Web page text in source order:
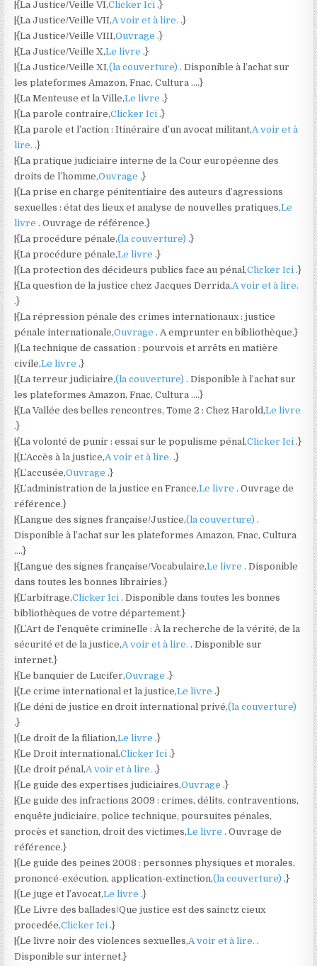
|{La Justice/Veille VI,Clicker Ici.}
|{La Justice/Veille VII,A voir et à lire..}
|{La Justice/Veille VIII,Ouvrage.}
|{La Justice/Veille X,Le livre.}
|{La Justice/Veille XI,(la couverture). Disponible à l’achat sur
les plateformes Amazon, Fnac, Cultura ….}
|{La Menteuse et la Ville,Le livre.}
|{La parole contraire,Clicker Ici.}
|{La parole et l’action : Itinéraire d’un avocat militant,A voir et à
lire..}
|{La pratique judiciaire interne de la Cour européenne des
droits de l’homme,Ouvrage.}
|{La prise en charge pénitentiaire des auteurs d’agressions
sexuelles : état des lieux et analyse de nouvelles pratiques,Le
livre. Ouvrage de référence.}
|{La procédure pénale,(la couverture).}
|{La procédure pénale,Le livre.}
|{La protection des décideurs publics face au pénal,Clicker Ici.}
|{La question de la justice chez Jacques Derrida,A voir et à lire.
.}
|{La répression pénale des crimes internationaux : justice
pénale internationale,Ouvrage. A emprunter en bibliothèque.}
|{La technique de cassation : pourvois et arrêts en matière
civile,Le livre.}
|{La terreur judiciaire,(la couverture). Disponible à l’achat sur
les plateformes Amazon, Fnac, Cultura ….}
|{La Vallée des belles rencontres, Tome 2 : Chez Harold,Le livre
.}
|{La volonté de punir : essai sur le populisme pénal,Clicker Ici.}
|{L’Accès à la justice,A voir et à lire..}
|{L’accusée,Ouvrage.}
|{L’administration de la justice en France,Le livre. Ouvrage de
référence.}
|{Langue des signes française/Justice,(la couverture).
Disponible à l’achat sur les plateformes Amazon, Fnac, Cultura
….}
|{Langue des signes française/Vocabulaire,Le livre. Disponible
dans toutes les bonnes librairies.}
|{L’arbitrage,Clicker Ici. Disponible dans toutes les bonnes
bibliothèques de votre département.}
|{L’Art de l’enquête criminelle : À la recherche de la vérité, de la
sécurité et de la justice,A voir et à lire.. Disponible sur
internet.}
|{Le banquier de Lucifer,Ouvrage.}
|{Le crime international et la justice,Le livre.}
|{Le déni de justice en droit international privé,(la couverture)
.}
|{Le droit de la filiation,Le livre.}
|{Le Droit international,Clicker Ici.}
|{Le droit pénal,A voir et à lire..}
|{Le guide des expertises judiciaires,Ouvrage.}
|{Le guide des infractions 2009 : crimes, délits, contraventions,
enquête judiciaire, police technique, poursuites pénales,
procès et sanction, droit des victimes,Le livre. Ouvrage de
référence.}
|{Le guide des peines 2008 : personnes physiques et morales,
prononcé-exécution, application-extinction,(la couverture).}
|{Le juge et l’avocat,Le livre.}
|{Le Livre des ballades/Que justice est des sainctz cieux
procedée,Clicker Ici.}
|{Le livre noir des violences sexuelles,A voir et à lire..
Disponible sur internet.}